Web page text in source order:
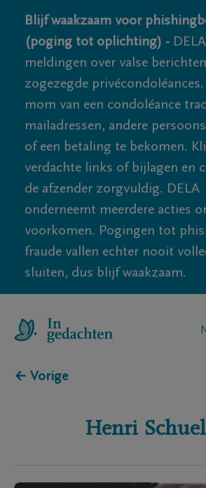
Blijf waakzaam voor
(poging tot oplichting) -
meldingen over valse
zogezegde
mom van een condoléance
mailadressen, andere
of een betaling te bekomen.
verdachte links of bijlagen en
de afzender zorgvuldig. DELA
onderneemt meerdere acties
voorkomen. Pogingen tot
fraude vallen echter nooit
sluiten, dus blijf waakzaam.
← Vorige
Henri